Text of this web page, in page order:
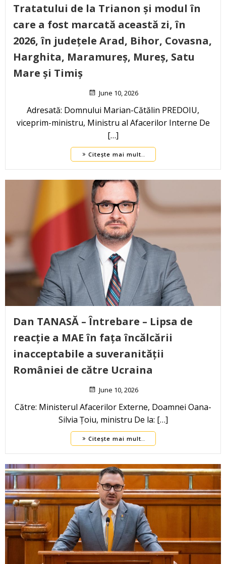
Tratatului de la Trianon și modul în
care a fost marcată această zi, în
2026, în județele Arad, Bihor, Covasna,
Harghita, Maramureș, Mureș, Satu
Mare și Timiș
June 10, 2026
Adresată: Domnului Marian-Cătălin PREDOIU,
viceprim-ministru, Ministru al Afacerilor Interne De
[…]
Citește mai mult..
Dan TANASĂ – Întrebare – Lipsa de
reacție a MAE în fața încălcării
inacceptabile a suveranității
României de către Ucraina
June 10, 2026
Către: Ministerul Afacerilor Externe, Doamnei Oana-
Silvia Țoiu, ministru De la: […]
Citește mai mult..